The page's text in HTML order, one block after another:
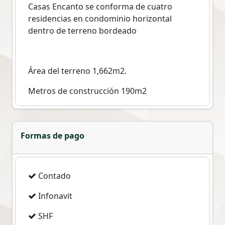
Casas Encanto se conforma de cuatro
residencias en condominio horizontal
dentro de terreno bordeado
Área del terreno 1,662m2.
Metros de construcción 190m2
Costo en Preventa 5,000,000 pesos MN
Características
Dos pisos por casa
Formas de pago
Contado
Infonavit
SHF